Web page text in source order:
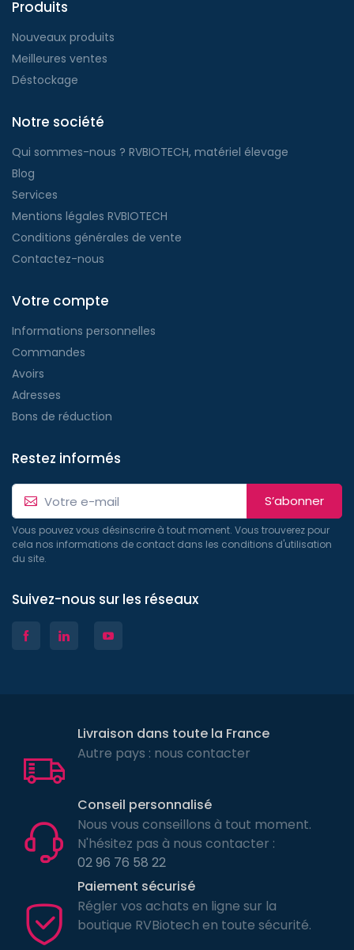
Produits
Nouveaux produits
Meilleures ventes
Déstockage
Notre société
Qui sommes-nous ? RVBIOTECH, matériel élevage
Blog
Services
Mentions légales RVBIOTECH
Conditions générales de vente
Contactez-nous
Votre compte
Informations personnelles
Commandes
Avoirs
Adresses
Bons de réduction
Restez informés
S’abonner
Vous pouvez vous désinscrire à tout moment. Vous trouverez pour
cela nos informations de contact dans les conditions d'utilisation
du site.
Suivez-nous sur les réseaux
Livraison dans toute la France
Autre pays : nous contacter
Conseil personnalisé
Nous vous conseillons à tout moment.
N'hésitez pas à nous contacter :
02 96 76 58 22
Paiement sécurisé
Régler vos achats en ligne sur la
boutique RVBiotech en toute sécurité.